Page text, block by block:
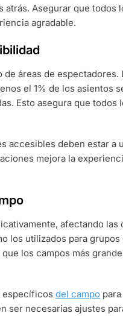
Asegurar que todos
agradable.
áreas de espectadores.
el 1% de los asientos
Esto asegura que todos
accesibles deben estar a
mejora la
afectando las
los utilizados para grupos
los campos más
específicos del campo
ser necesarias ajustes